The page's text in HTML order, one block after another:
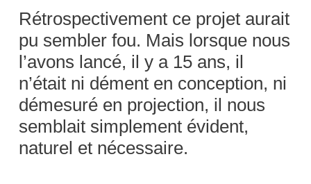
Rétrospectivement ce projet aurait
pu sembler fou. Mais lorsque nous
l’avons lancé, il y a 15 ans, il
n’était ni dément en conception, ni
démesuré en projection, il nous
semblait simplement évident,
naturel et nécessaire.